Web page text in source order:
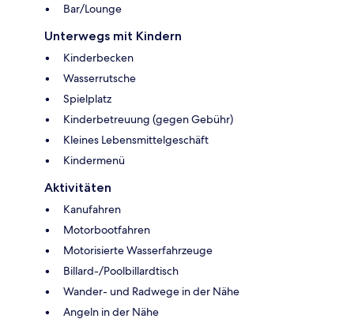
Bar/Lounge
Unterwegs mit Kindern
Kinderbecken
Wasserrutsche
Spielplatz
Kinderbetreuung (gegen Gebühr)
Kleines Lebensmittelgeschäft
Kindermenü
Aktivitäten
Kanufahren
Motorbootfahren
Motorisierte Wasserfahrzeuge
Billard-/Poolbillardtisch
Wander- und Radwege in der Nähe
Angeln in der Nähe